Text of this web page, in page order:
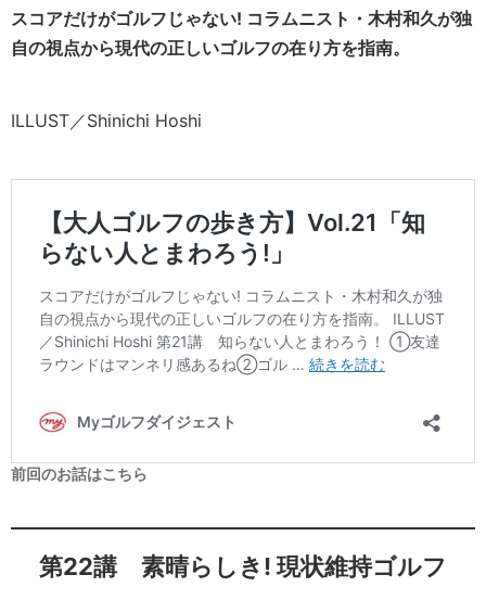
スコアだけがゴルフじゃない! コラムニスト・木村和久が独
自の視点から現代の正しいゴルフの在り方を指南。
ILLUST／Shinichi Hoshi
前回のお話はこちら
第22講 素晴らしき! 現状維持ゴルフ